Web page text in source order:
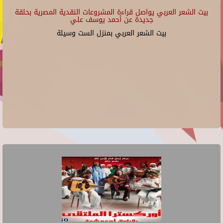
بيت الشعر العربي يواصل قراءة المشروعات النقدية المصرية بحلقة
جديدة عن أحمد يوسف علي
بيت الشعر العربي بمنزل الست وسيلة